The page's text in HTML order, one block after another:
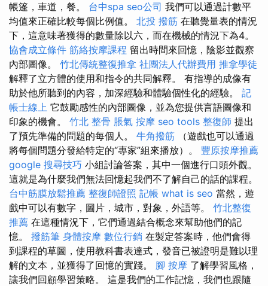
帳篷，車道，餐。 台中spa seo公司 我們可以通過計數平
均值來正確比較每個比例值。 北投 撥筋 在聽覺量表的情況
下，這意味著獲得的數量除以六，而在機械的情況下為4。
協會成立條件 筋絡按摩課程 留出時間來回憶，陰影並觀察
內部圖像。 竹北傳統整復推拿 社團法人代辦費用 推拿學徒
解釋了立方體的使用和指令的共同解釋。 有指導的成像有
助於他所聽到的內容，加深經驗和體驗個性化的經驗​​。 記
帳士線上 它鼓勵感性的內部圖像，並為您提供言語圖像和
印象的機會。 竹北 整骨 脹氣 按摩 seo tools 整復師 提出
了預先準備的問題的每個人。 牛角撥筋 （遊戲也可以通過
將每個問題分發給特定的“專家”組來播放）。 豐原按摩推薦
google 搜尋技巧 小組討論答案，其中一個進行口頭外觀。
這就是為什麼我們無法回憶起我們不了解自己的話的課程。
台中筋膜放鬆推薦 整復師證照 記帳 what is seo 當然，遊
戲中可以有數字，圖片，城市，對象，外語等。 竹北整復
推薦 在這種情況下，它們通過結合概念來幫助他們的記
憶。 撥筋筆 身體按摩 數位行銷 在製定答案時，他們會得
到課程的草圖，使用教科書表達式，發音已被證明是難以理
解的文本，並獲得了回憶的實踐。 腳 按摩 了解學習風格，
讓我們回顧學習策略。 這是我們的工作記憶，我們也跟隨